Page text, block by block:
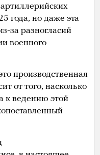
года, но даже эта
за разногласий
военного
производственная
от того, насколько
к ведению этой